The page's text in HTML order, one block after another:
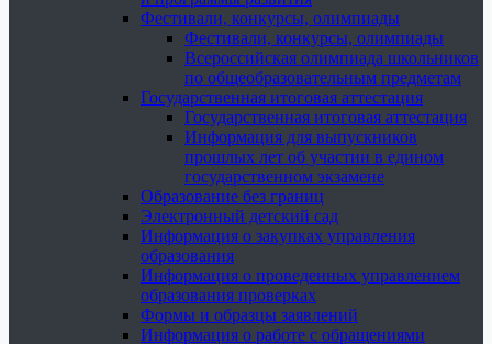
Фестивали, конкурсы, олимпиады
Фестивали, конкурсы, олимпиады
Всероссийская олимпиада школьников
по общеобразовательным предметам
Государственная итоговая аттестация
Государственная итоговая аттестация
Информация для выпускников
прошлых лет об участии в едином
государственном экзамене
Образование без границ
Электронный детский сад
Информация о закупках управления
образования
Информация о проведенных управлением
образования проверках
Формы и образцы заявлений
Информация о работе с обращениями